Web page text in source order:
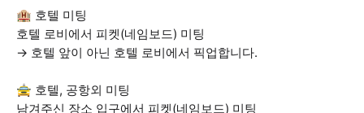
🏨 호텔 미팅
호텔 로비에서 피켓(네임보드) 미팅
→ 호텔 앞이 아닌 호텔 로비에서 픽업합니다.
🚖 호텔, 공항외 미팅
남겨주신 장소 입구에서 피켓(네임보드) 미팅